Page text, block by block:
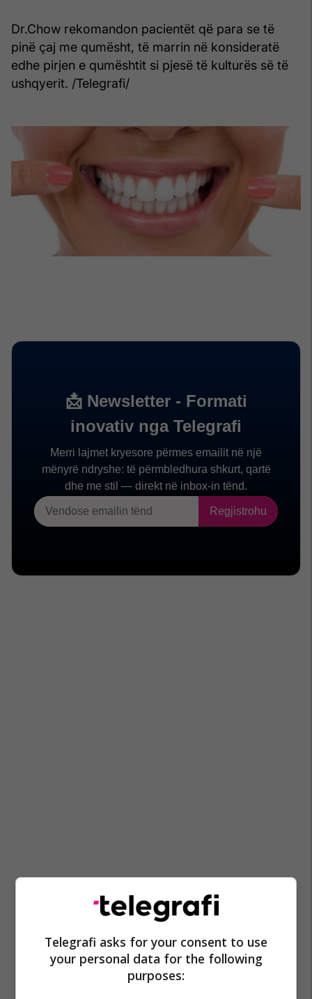
Dr.Chow rekomandon pacientët që para se të
pinë çaj me qumësht, të marrin në konsideratë
edhe pirjen e qumështit si pjesë të kulturës së të
ushqyerit. /Telegrafi/
Telegrafi asks for your consent to use
your personal data for the following
purposes: